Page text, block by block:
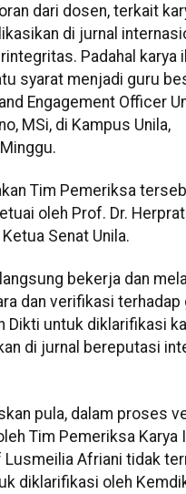
dari dosen, terkait
di jurnal
Padahal karya
syarat menjadi guru
Engagement Officer
MSi, di Kampus Unila,
Tim Pemeriksa
oleh Prof. Dr.
Senat Unila.
bekerja dan
dan verifikasi terhadap
Dikti untuk diklarifikasi
di jurnal bereputasi
pula, dalam proses
Tim Pemeriksa Karya
Lusmeilia Afriani tidak
diklarifikasi oleh